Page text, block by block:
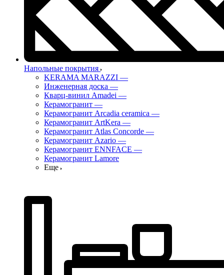
Напольные покрытия
KERAMA MARAZZI —
Инженерная доска —
Кварц-винил Amadei —
Керамогранит —
Керамогранит Arcadia ceramica —
Керамогранит ArtKera —
Керамогранит Atlas Concorde —
Керамогранит Azario —
Керамогранит ENNFACE —
Керамогранит Lamore
Еще